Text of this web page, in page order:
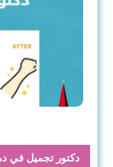
دكتور تجميل في